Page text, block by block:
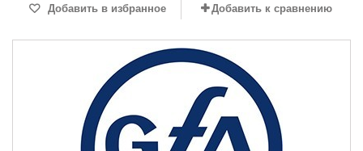
Добавить в избранное Добавить к сравнению